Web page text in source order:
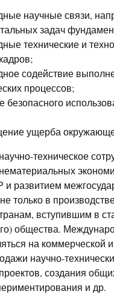
научные связи,
задач
технические и
содействие
процессов;
безопасного
ущерба
техническое
развитием
только в
вступившим в
общества.
на коммерческой
научно-
создания
и др.